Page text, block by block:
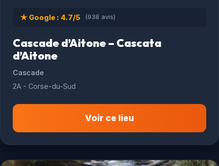
★ Google : 4.7/5 (938 avis)
Cascade d’Aitone – Cascata
d’Aitone
Cascade
2A - Corse-du-Sud
Voir ce lieu